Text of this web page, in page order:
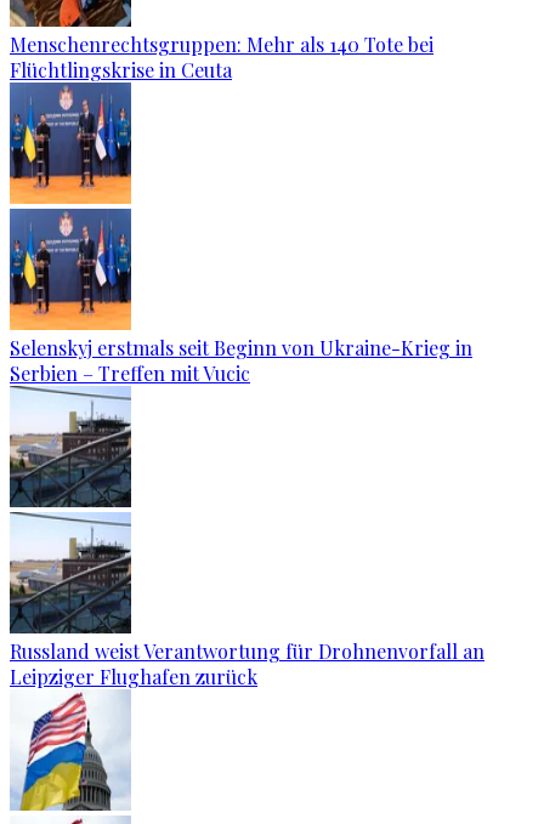
Menschenrechtsgruppen: Mehr als 140 Tote bei
Flüchtlingskrise in Ceuta
Selenskyj erstmals seit Beginn von Ukraine-Krieg in
Serbien – Treffen mit Vucic
Russland weist Verantwortung für Drohnenvorfall an
Leipziger Flughafen zurück